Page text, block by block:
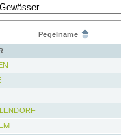
Pegelname